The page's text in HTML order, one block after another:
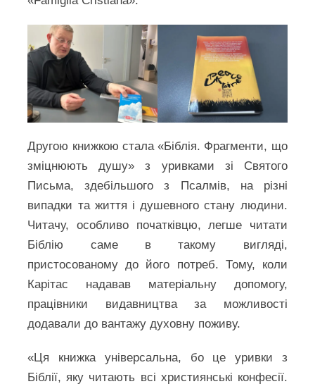
Другою книжкою стала «Біблія. Фрагменти, що
зміцнюють душу» з уривками зі Святого
Письма, здебільшого з Псалмів, на різні
випадки та життя і душевного стану людини.
Читачу, особливо початківцю, легше читати
Біблію саме в такому вигляді,
пристосованому до його потреб. Тому, коли
Карітас надавав матеріальну допомогу,
працівники видавництва за можливості
додавали до вантажу духовну поживу.
«Ця книжка універсальна, бо це уривки з
Біблії, яку читають всі християнські конфесії.